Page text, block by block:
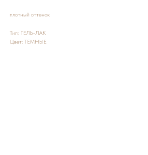
плотный оттенок
Тип: ГЕЛЬ-ЛАК
Цвет: ТЕМНЫЕ